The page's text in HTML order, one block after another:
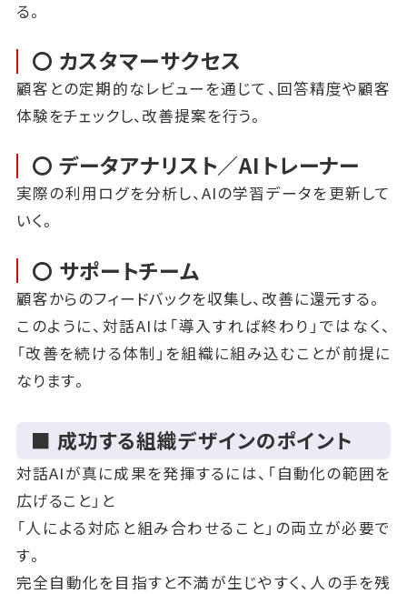
る。
〇 カスタマーサクセス
顧客との定期的なレビューを通じて、回答精度や顧客
体験をチェックし、改善提案を行う。
〇 データアナリスト／AIトレーナー
実際の利用ログを分析し、AIの学習データを更新して
いく。
〇 サポートチーム
顧客からのフィードバックを収集し、改善に還元する。
このように、対話AIは「導入すれば終わり」ではなく、
「改善を続ける体制」を組織に組み込むことが前提に
なります。
■ 成功する組織デザインのポイント
対話AIが真に成果を発揮するには、「自動化の範囲を
広げること」と
「人による対応と組み合わせること」の両立が必要で
す。
完全自動化を目指すと不満が生じやすく、人の手を残